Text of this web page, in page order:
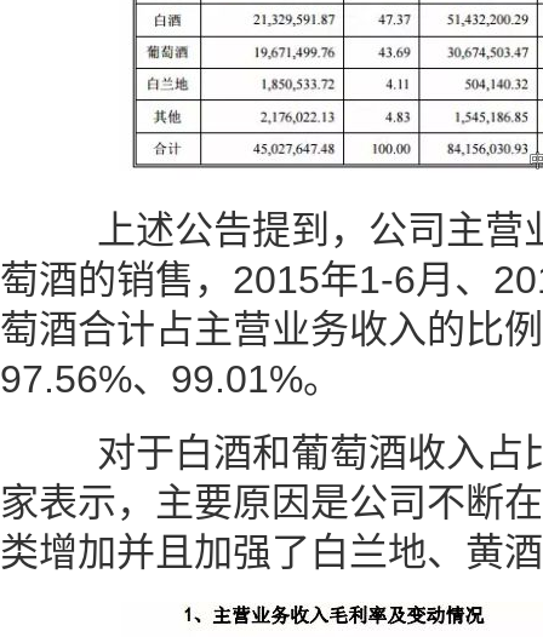
上述公告提到，公司主营
萄酒的销售，2015年1-6月、
萄酒合计占主营业务收入的比
97.56%、99.01%。
对于白酒和葡萄酒收入占
家表示，主要原因是公司不断
类增加并且加强了白兰地、黄